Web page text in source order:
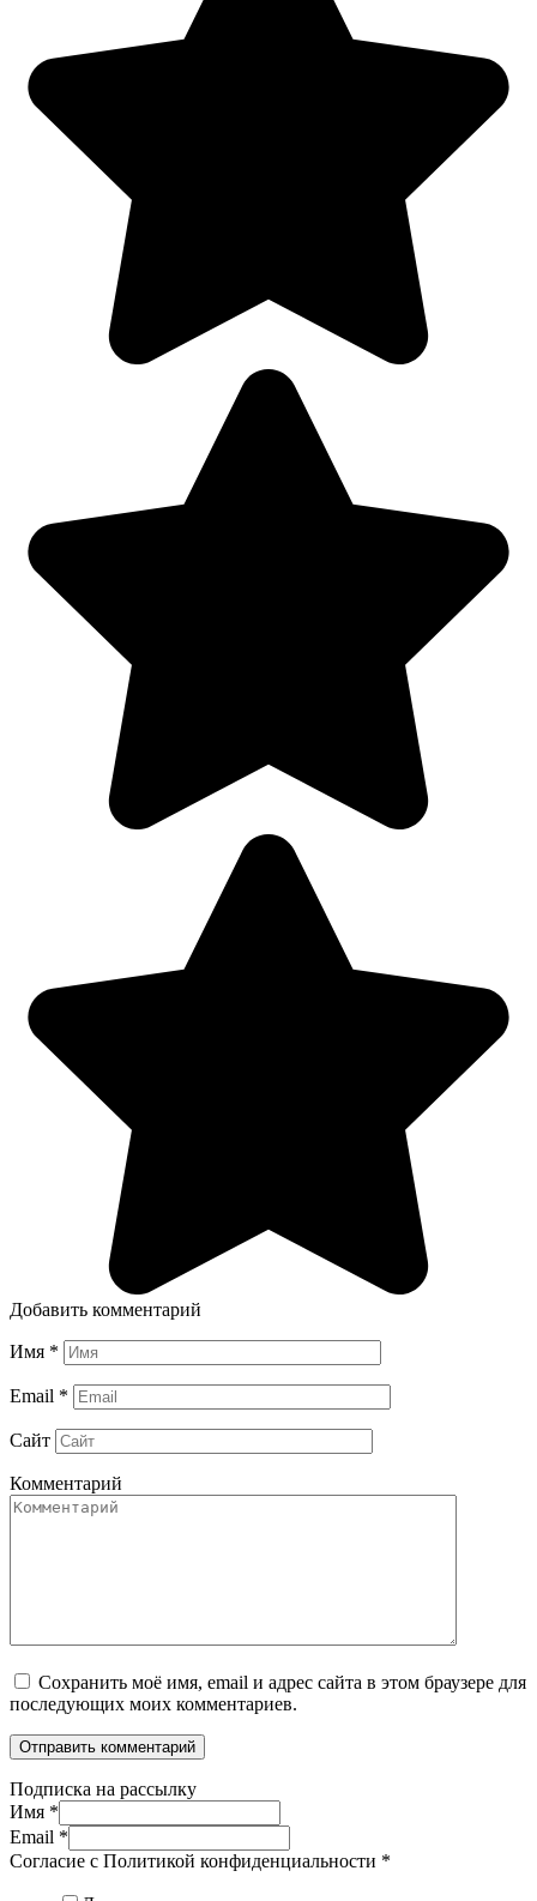
Добавить комментарий
Имя *
Email *
Сайт
Комментарий
Сохранить моё имя, email и адрес сайта в этом браузере для
последующих моих комментариев.
Подписка на рассылку
Имя *
Email *
Согласие с Политикой конфиденциальности *